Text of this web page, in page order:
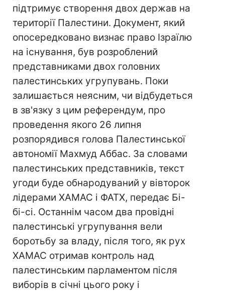
підтримує створення двох держав на
території Палестини. Документ, який
опосередковано визнає право Ізраїлю
на існування, був розроблений
представниками двох головних
палестинських угрупувань. Поки
залишається неясним, чи відбудеться
в зв'язку з цим референдум, про
проведення якого 26 липня
розпорядився голова Палестинської
автономії Махмуд Аббас. За словами
палестинських представників, текст
угоди буде обнародуваний у вівторок
лідерами ХАМАС і ФАТХ, передає Бі-
бі-сі. Останнім часом два провідні
палестинські угрупування вели
боротьбу за владу, після того, як рух
ХАМАС отримав контроль над
палестинським парламентом після
виборів в січні цього року і